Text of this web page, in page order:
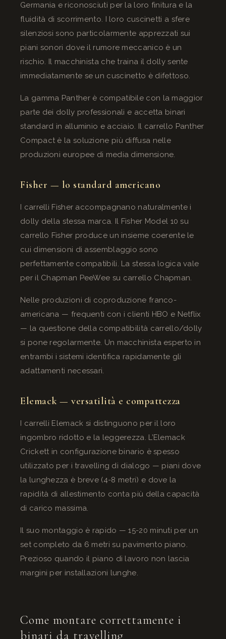
Germania e riconosciuti per la loro finitura e la
fluidità di scorrimento. I loro cuscinetti a sfere
silenziosi sono particolarmente apprezzati sui
piani sonori dove il rumore meccanico è un
rischio. Il macchinista che traina il dolly sente
immediatamente se un cuscinetto è difettoso.
La gamma Panther è compatibile con la maggior
parte dei dolly professionali e accetta binari
standard in alluminio e acciaio. Il carrello Panther
Compact è la soluzione più diffusa nelle
produzioni europee di media dimensione.
Fisher — lo standard americano
I carrelli Fisher accompagnano naturalmente i
dolly della stessa marca. Il Fisher Model 10 su
carrello Fisher produce un insieme coerente le
cui dimensioni di assemblaggio sono
perfettamente compatibili. La stessa logica vale
per il Chapman PeeWee su carrello Chapman.
Nelle produzioni di coproduzione franco-
americana — frequenti con i clienti HBO e Netflix
— la questione della compatibilità carrello/dolly
si pone regolarmente. Un macchinista esperto in
entrambi i sistemi identifica rapidamente gli
adattamenti necessari.
Elemack — versatilità e compattezza
I carrelli Elemack si distinguono per il loro
ingombro ridotto e la leggerezza. L’Elemack
Crickett in configurazione binario è spesso
utilizzato per i travelling di dialogo — piani dove
la lunghezza è breve (4-8 metri) e dove la
rapidità di allestimento conta più della capacità
di carico massima.
Il suo montaggio è rapido — 15-20 minuti per un
set completo da 6 metri su pavimento piano.
Prezioso quando il piano di lavoro non lascia
margini per installazioni lunghe.
Come montare correttamente i
binari da travelling